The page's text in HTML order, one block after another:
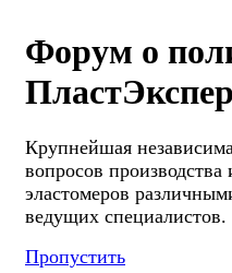
Форум о
Крупнейшая
вопросов производства
эластомеров
ведущих специалистов.
Пропустить